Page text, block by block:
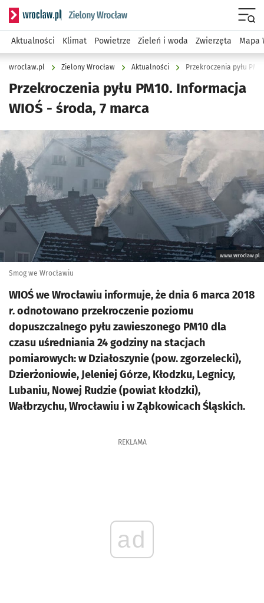
Serwis informacyjny wroclaw.pl podserwis: Środowisko we
Aktualności Klimat Powietrze Zieleń i woda Zwierzęta Mapa
wroclaw.pl Zielony Wrocław Aktualności Przekroczenia pyłu
Przekroczenia pyłu PM10. Informacja
WIOŚ - środa, 7 marca
Kliknij, aby powiększyć
www.wroclaw.pl
Smog we Wrocławiu
WIOŚ we Wrocławiu informuje, że dnia 6 marca 2018
r. odnotowano przekroczenie poziomu
dopuszczalnego pyłu zawieszonego PM10 dla
czasu uśredniania 24 godziny na stacjach
pomiarowych: w Działoszynie (pow. zgorzelecki),
Dzierżoniowie, Jeleniej Górze, Kłodzku, Legnicy,
Lubaniu, Nowej Rudzie (powiat kłodzki),
Wałbrzychu, Wrocławiu i w Ząbkowicach Śląskich.
REKLAMA
ad